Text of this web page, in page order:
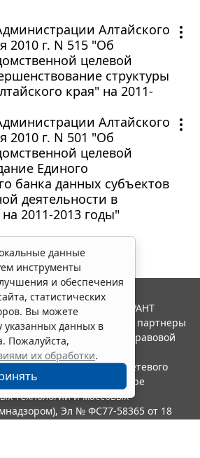
Алтайского
2010 г. N 515 "Об
целевой
структуры
края" на 2011-
Алтайского
2010 г. N 501 "Об
целевой
Единого
банка данных субъектов
деятельности в
2011-2013 годы"
данные
инструменты
и обеспечения
статистических
Вы можете
указанных данных в
Пожалуйста,
их обработки.
2026. Система ГАРАНТ
Компания "Гарант" и ее партнеры
Российской ассоциации правовой
в качестве сетевого
службой по надзору в сфере
технологий и массовых
Эл № ФС77-58365 от 18